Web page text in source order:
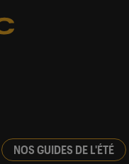
NOS GUIDES DE L'ÉTÉ